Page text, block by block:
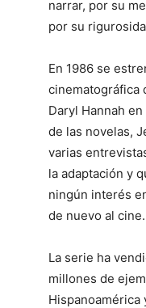
narrar, por su
por su
En 1986 se
cinematográfica
Daryl Hannah
de las novelas,
varias
la adaptación y
ningún interés
de nuevo al cine.
La serie ha
millones de
Hispanoamérica